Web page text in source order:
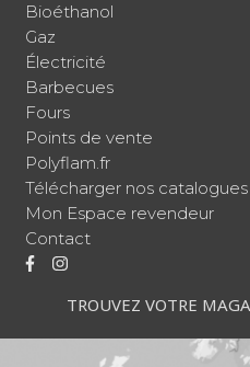
Bioéthanol
Gaz
Électricité
Barbecues
Fours
Points de vente
Polyflam.fr
Télécharger nos catalogues
Mon Espace revendeur
Contact
TROUVEZ VOTRE